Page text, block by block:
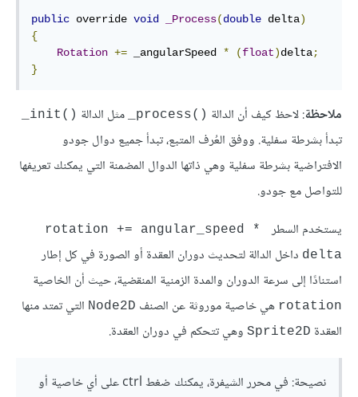
public override void _Process(double delta)
{
Rotation += _angularSpeed * (float)delta;
}
ملاحظة: لاحظ كيف أن الدالة ‎_process()‎ مثل الدالة ‎_init()‎
تبدأ بشرطة سفلية. ووفق العُرف المتبع، تبدأ جميع دوال جودو
الافتراضية بشرطة سفلية وهي ذاتها الدوال المضمنة التي يمكنك تعريفها
للتواصل مع جودو.
يستخدم السطر
rotation +=‎‎ angular_speed *
delta داخل الدالة لتحديث دوران العقدة أو الصورة في كل إطار
استنادًا إلى سرعة الدوران والمدة الزمنية المنقضية، حيث أن الخاصية
rotation هي خاصية موروثة عن الصنف Node2D التي تمتد منها
العقدة Sprite2D وهي تتحكم في دوران العقدة.
نصيحة: في محرر الشيفرة، يمكنك ضغط ctrl على أي خاصية أو